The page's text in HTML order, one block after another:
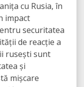
cu Rusia, în
impact
securitatea
de reacție a
rusești sunt
și
mișcare